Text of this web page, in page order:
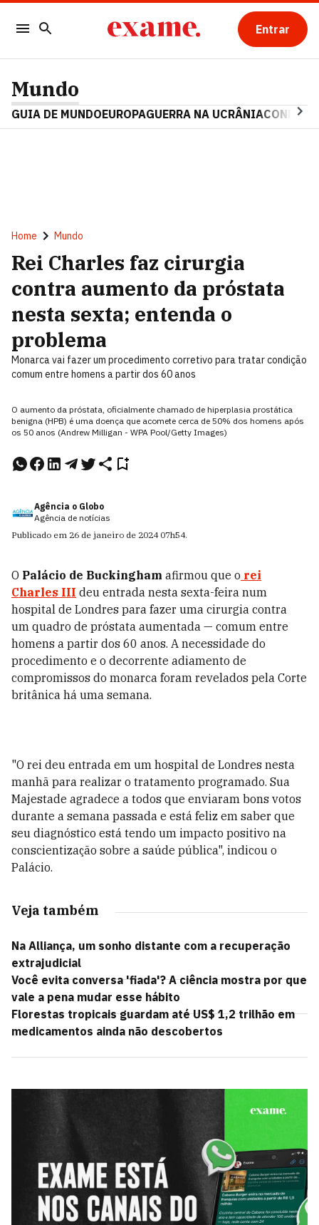
Entrar
Mundo
GUIA DE MUNDOEUROPAGUERRA NA UCRÂNIA
Home Mundo
Rei Charles faz cirurgia
contra aumento da próstata
nesta sexta; entenda o
problema
Monarca vai fazer um procedimento corretivo para tratar condição
comum entre homens a partir dos 60 anos
O aumento da próstata, oficialmente chamado de hiperplasia prostática
benigna (HPB) é uma doença que acomete cerca de 50% dos homens após
os 50 anos (Andrew Milligan - WPA Pool/Getty Images)
Agência o Globo
Agência de notícias
Publicado em 26 de janeiro de 2024 07h54.
O Palácio de Buckingham afirmou que o rei
Charles III deu entrada nesta sexta-feira num
hospital de Londres para fazer uma cirurgia contra
um quadro de próstata aumentada — comum entre
homens a partir dos 60 anos. A necessidade do
procedimento e o decorrente adiamento de
compromissos do monarca foram revelados pela Corte
britânica há uma semana.
"O rei deu entrada em um hospital de Londres nesta
manhã para realizar o tratamento programado. Sua
Majestade agradece a todos que enviaram bons votos
durante a semana passada e está feliz em saber que
seu diagnóstico está tendo um impacto positivo na
conscientização sobre a saúde pública", indicou o
Palácio.
Veja também
Na Alliança, um sonho distante com a recuperação
extrajudicial
Você evita conversa 'fiada'? A ciência mostra por que
vale a pena mudar esse hábito
Florestas tropicais guardam até US$ 1,2 trilhão em
medicamentos ainda não descobertos